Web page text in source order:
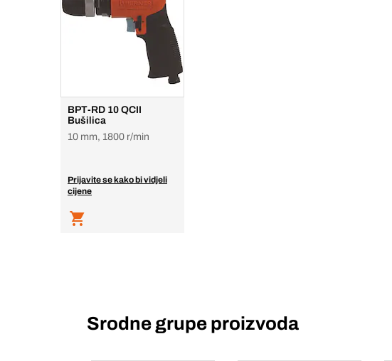
BPT-RD 10 QCII
Bušilica
10 mm, 1800 r/min
Prijavite se kako bi vidjeli
cijene
Srodne grupe proizvoda